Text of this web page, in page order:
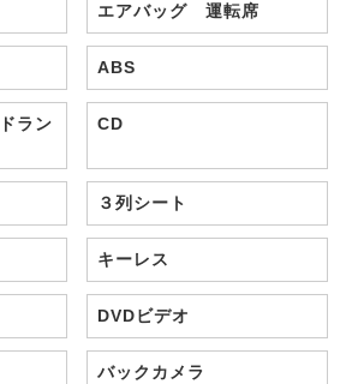
エアバッグ 運転席
ABS
ラン
CD
３列シート
キーレス
DVDビデオ
バックカメラ